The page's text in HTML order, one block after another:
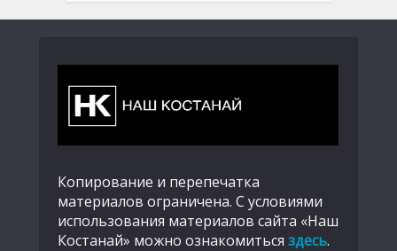
Копирование и перепечатка
материалов ограничена. С условиями
использования материалов сайта «Наш
Костанай» можно ознакомиться здесь.